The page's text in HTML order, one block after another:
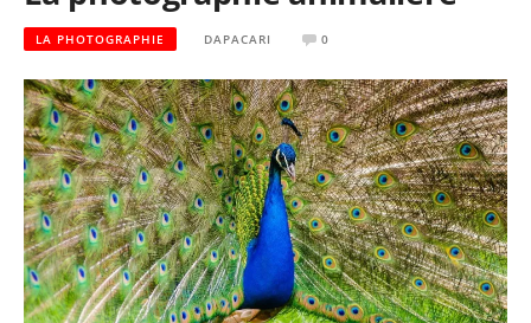
LA PHOTOGRAPHIE DAPACARI 0